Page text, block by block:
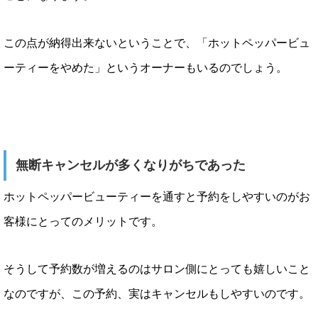
この点が納得出来ないということで、「ホットペッパービュ
ーティーをやめた」というオーナーもいるのでしょう。
無断キャンセルが多くなりがちであった
ホットペッパービューティーを通すと予約をしやすいのがお
客様にとってのメリットです。
そうして予約数が増えるのはサロン側にとっても嬉しいこと
なのですが、この予約、実はキャンセルもしやすいのです。